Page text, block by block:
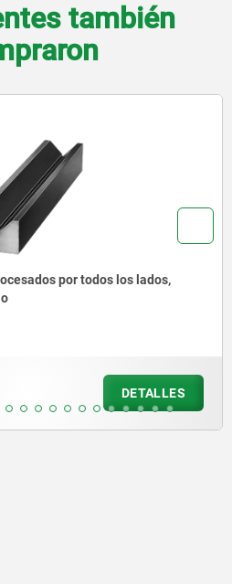
también
45°, fundición gris
DETALLES